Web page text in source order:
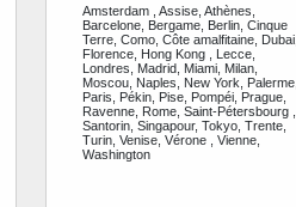
Amsterdam , Assise, Athènes,
Barcelone, Bergame, Berlin, Cinque
Terre, Como, Côte amalfitaine, Dubai,
Florence, Hong Kong , Lecce,
Londres, Madrid, Miami, Milan,
Moscou, Naples, New York, Palerme,
Paris, Pékin, Pise, Pompéi, Prague,
Ravenne, Rome, Saint-Pétersbourg ,
Santorin, Singapour, Tokyo, Trente,
Turin, Venise, Vérone , Vienne,
Washington